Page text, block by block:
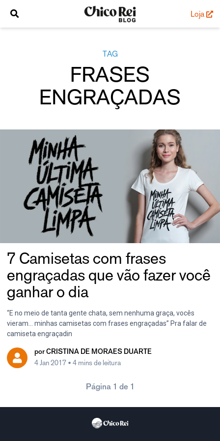
Loja
TAG
FRASES
ENGRAÇADAS
7 Camisetas com frases
engraçadas que vão fazer você
ganhar o dia
“E no meio de tanta gente chata, sem nenhuma graça, vocês
vieram… minhas camisetas com frases engraçadas” Pra falar de
camiseta engraçadin
por CRISTINA DE MORAES DUARTE
4 Jan 2017 • 4 mins de leitura
Página 1 de 1